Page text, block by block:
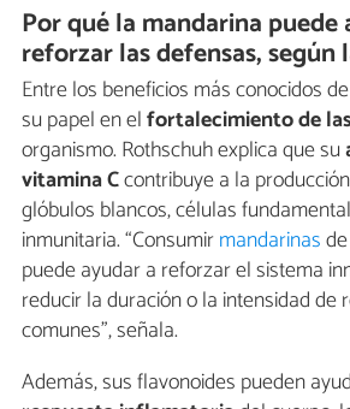
Por qué la mandarina puede
reforzar las defensas, según
Entre los beneficios más conocidos
su papel en elfortalecimiento de
organismo. Rothschuh explica que su
vitamina Ccontribuye a la
glóbulos blancos, células
inmunitaria. “Consumirmandarinas
puede ayudar a reforzar el sistema
reducir la duración o la intensidad de
comunes”, señala.
Además, sus flavonoides pueden